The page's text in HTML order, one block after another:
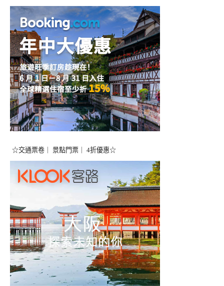
☆交通票卷｜ 景點門票｜ 4折優惠☆